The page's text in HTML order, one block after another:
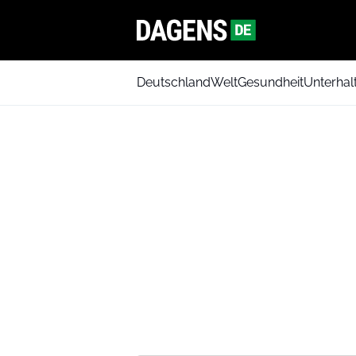
DeutschlandWeltGesundheit